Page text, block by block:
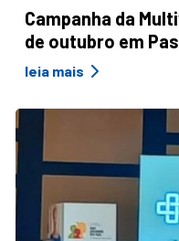
Campanha da
de outubro em
leia mais